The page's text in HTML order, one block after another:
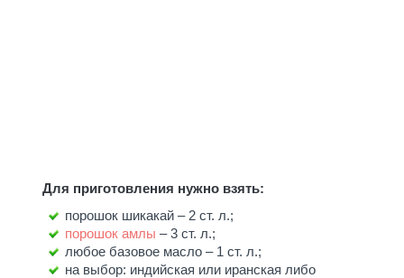
Для приготовления нужно взять:
порошок шикакай – 2 ст. л.;
порошок амлы – 3 ст. л.;
любое базовое масло – 1 ст. л.;
на выбор: индийская или иранская либо